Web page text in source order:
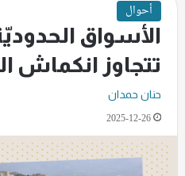
أحوال
الأسواق
تتجاوز انكماش
حنان حمدان
2025-12-26